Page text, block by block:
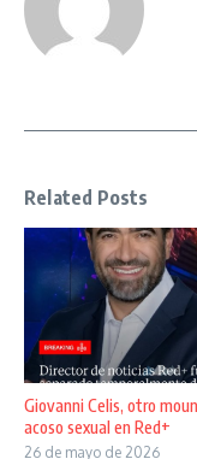
Related Posts
Giovanni Celis, otro
acoso sexual en Red+
26 de mayo de 2026